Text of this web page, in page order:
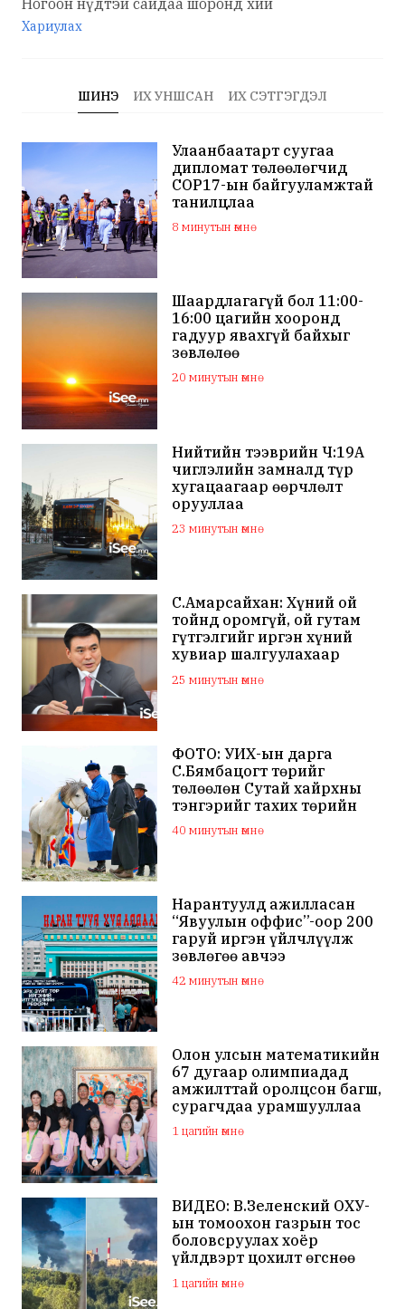
Ногоон нүдтэй сайдаа шоронд хий
Хариулах
ШИНЭ ИХ УНШСАН ИХ СЭТГЭГДЭЛ
Улаанбаатарт суугаа
дипломат төлөөлөгчид
COP17-ын байгууламжтай
танилцлаа
8 минутын өмнө
Шаардлагагүй бол 11:00-
16:00 цагийн хооронд
гадуур явахгүй байхыг
зөвлөлөө
20 минутын өмнө
Нийтийн тээврийн Ч:19А
чиглэлийн замналд түр
хугацаагаар өөрчлөлт
орууллаа
23 минутын өмнө
С.Амарсайхан: Хүний ой
тойнд оромгүй, ой гутам
гүтгэлгийг иргэн хүний
хувиар шалгуулахаар
хуулийн байгууллагад
хандсан
25 минутын өмнө
ФОТО: УИХ-ын дарга
С.Бямбацогт төрийг
төлөөлөн Сутай хайрхны
тэнгэрийг тахих төрийн
тахилгад оролцлоо
40 минутын өмнө
Нарантуулд ажилласан
“Явуулын оффис”-оор 200
гаруй иргэн үйлчлүүлж
зөвлөгөө авчээ
42 минутын өмнө
Олон улсын математикийн
67 дугаар олимпиадад
амжилттай оролцсон багш,
сурагчдаа урамшууллаа
1 цагийн өмнө
ВИДЕО: В.Зеленский ОХУ-
ын томоохон газрын тос
боловсруулах хоёр
үйлдвэрт цохилт өгснөө
мэдэгдлээ
1 цагийн өмнө